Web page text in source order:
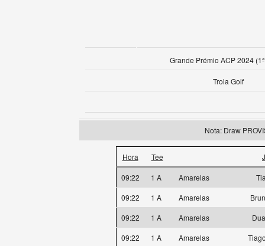
Grande Prémio ACP 2024
Troia Golf
Nota: Draw
Hora Tee
09:22 1 A Amarelas
09:22
1 A Amarelas
09:22
1 A Amarelas
09:22
1 A Amarelas